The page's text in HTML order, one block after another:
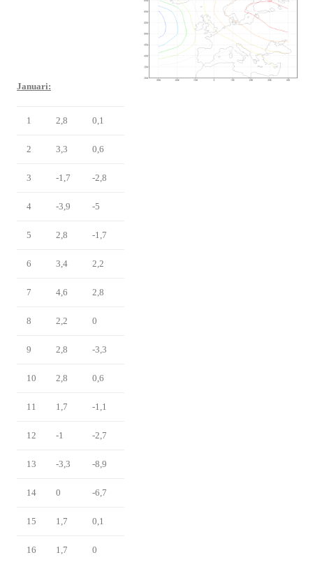
Januari:
1 2,8 0,1
2 3,3 0,6
3 -1,7 -2,8
4 -3,9 -5
5 2,8 -1,7
6 3,4 2,2
7 4,6 2,8
8 2,2 0
9 2,8 -3,3
10 2,8 0,6
11 1,7 -1,1
12 -1 -2,7
13 -3,3 -8,9
14 0 -6,7
15 1,7 0,1
16 1,7 0